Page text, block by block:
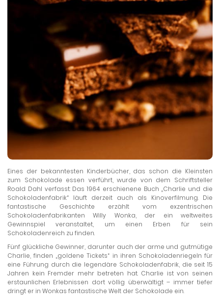
Eines der bekanntesten Kinderbücher, das schon die Kleinsten
zum Schokolade essen verführt, wurde von dem Schriftsteller
Roald Dahl verfasst: Das 1964 erschienene Buch „Charlie und die
Schokoladenfabrik“ läuft derzeit auch als Kinoverfilmung. Die
fantastische Geschichte erzählt vom exzentrischen
Schokoladenfabrikanten Willy Wonka, der ein weltweites
Gewinnspiel veranstaltet, um einen Erben für sein
Schokoladenreich zu finden.
Fünf glückliche Gewinner, darunter auch der arme und gutmütige
Charlie, finden „goldene Tickets“ in ihren Schokoladenriegeln für
eine Führung durch die legendäre Schokoladenfabrik, die seit 15
Jahren kein Fremder mehr betreten hat. Charlie ist von seinen
erstaunlichen Erlebnissen dort völlig überwältigt – immer tiefer
dringt er in Wonkas fantastische Welt der Schokolade ein.